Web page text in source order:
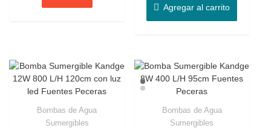
Agregar al carrito
Bombas de Agua
Sumergibles
Bombas de Agua
Sumergibles